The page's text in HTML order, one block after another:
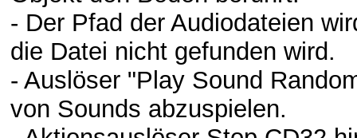
- Der Pfad der Audiodateien
die Datei nicht gefunden wird.
- Auslöser "Play Sound
von Sounds abzuspielen.